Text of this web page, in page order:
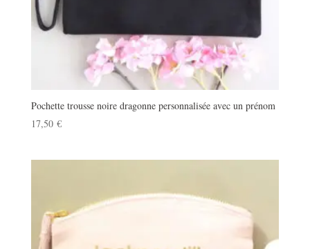
Pochette trousse noire dragonne personnalisée avec un prénom
17,50 €